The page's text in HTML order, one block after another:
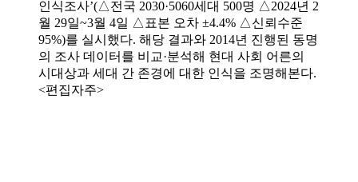
인식조사’(△전국 2030·5060세대 500명 △2024년 2
월 29일~3월 4일 △표본 오차 ±4.4% △신뢰수준
95%)를 실시했다. 해당 결과와 2014년 진행된 동명
의 조사 데이터를 비교·분석해 현대 사회 어른의
시대상과 세대 간 존경에 대한 인식을 조명해본다.
<편집자주>